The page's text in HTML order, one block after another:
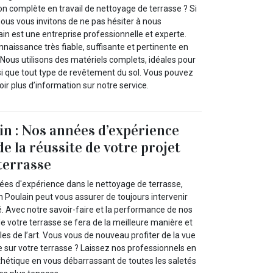
complète en travail de nettoyage de terrasse ? Si
vous invitons de ne pas hésiter à nous
est une entreprise professionnelle et experte.
très fiable, suffisante et pertinente en
utilisons des matériels complets, idéales pour
que tout type de revêtement du sol. Vous pouvez
plus d’information sur notre service.
: Nos années d’expérience
la réussite de votre projet
d'expérience dans le nettoyage de terrasse,
Poulain peut vous assurer de toujours intervenir
Avec notre savoir-faire et la performance de nos
votre terrasse se fera de la meilleure manière et
de l’art. Vous vous de nouveau profiter de la vue
sur votre terrasse ? Laissez nos professionnels en
en vous débarrassant de toutes les saletés